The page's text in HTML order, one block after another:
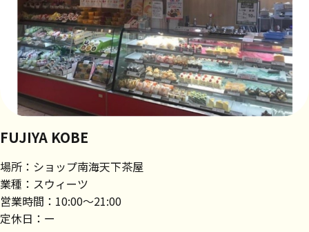
FUJIYA KOBE
場所：ショップ南海天下茶屋
業種：スウィーツ
営業時間：10:00～21:00
定休日：ー